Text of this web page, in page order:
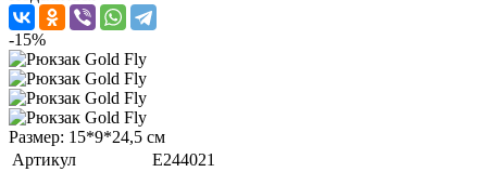
-15%
Размер: 15*9*24,5 см
Артикул
E244021